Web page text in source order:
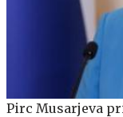
Pirc Musarjeva